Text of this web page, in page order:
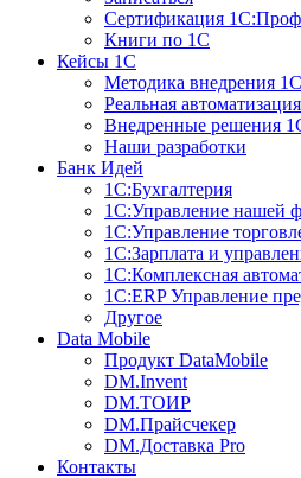
Сертификация
Книги по 1С
Кейсы 1С
Методика внедрения 1С
Реальная автоматизация
Внедренные решения
Наши разработки
Банк Идей
1С:Бухгалтерия
1С:Управление нашей
1С:Управление
1С:Зарплата и
1С:Комплексная
1С:ERP Управление
Другое
Data Mobile
Продукт DataMobile
DM.Invent
DM.ТОИР
DM.Прайсчекер
DM.Доставка Pro
Контакты